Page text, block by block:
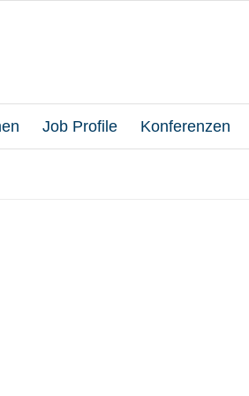
Job Profile Konferenzen